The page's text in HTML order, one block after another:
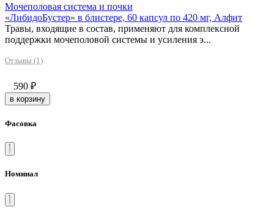
Мочеполовая система и почки
«ЛибидоБустер» в блистере, 60 капсул по 420 мг, Алфит
Травы, входящие в состав, применяют для комплексной
поддержки мочеполовой системы и усиления э...
Отзывы (1)
590 ₽
в корзину
Фасовка
Номинал